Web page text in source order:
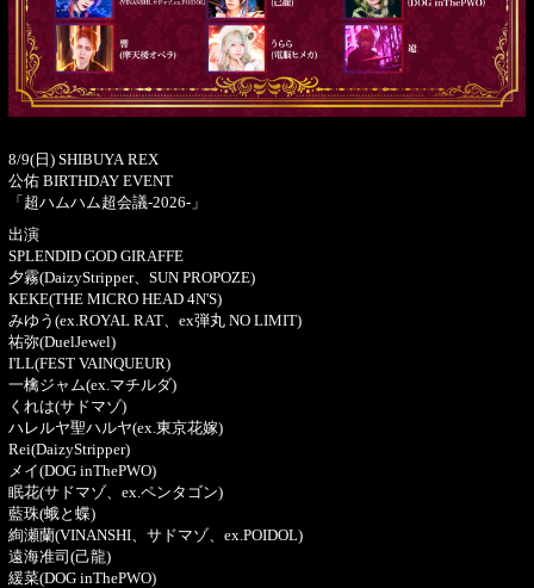
8/9(日) SHIBUYA REX
公佑 BIRTHDAY EVENT
「超ハムハム超会議-2026-」
出演
SPLENDID GOD GIRAFFE
夕霧(DaizyStripper、SUN PROPOZE)
KEKE(THE MICRO HEAD 4N'S)
みゆう(ex.ROYAL RAT、ex弾丸 NO LIMIT)
祐弥(DuelJewel)
I'LL(FEST VAINQUEUR)
一檎ジャム(ex.マチルダ)
くれは(サドマゾ)
ハレルヤ聖ハルヤ(ex.東京花嫁)
Rei(DaizyStripper)
メイ(DOG inThePWO)
眠花(サドマゾ、ex.ペンタゴン)
藍珠(蛾と蝶)
絢瀬蘭(VINANSHI、サドマゾ、ex.POIDOL)
遠海准司(己龍)
緩菜(DOG inThePWO)